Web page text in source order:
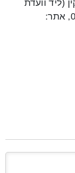
11 קרית מוצקין (ליד וועדת